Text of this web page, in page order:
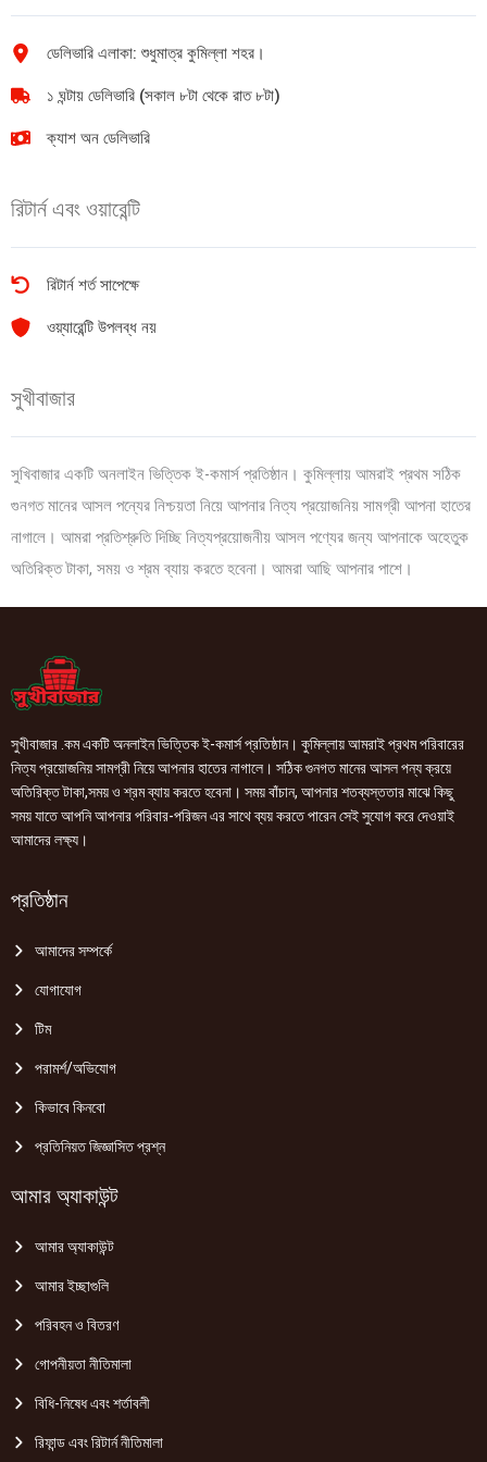
ডেলিভারি এলাকা: শুধুমাত্র কুমিল্লা শহর।
১ ঘন্টায় ডেলিভারি (সকাল ৮টা থেকে রাত ৮টা)
ক্যাশ অন ডেলিভারি
রিটার্ন এবং ওয়ারেন্টি
রিটার্ন শর্ত সাপেক্ষে
ওয়্যারেন্টি উপলব্ধ নয়
সুখীবাজার
সুখিবাজার একটি অনলাইন ভিত্তিক ই-কমার্স প্রতিষ্ঠান। কুমিল্লায় আমরাই প্রথম সঠিক
গুনগত মানের আসল পন্যের নিশ্চয়তা নিয়ে আপনার নিত্য প্রয়োজনিয় সামগ্রী আপনা হাতের
নাগালে। আমরা প্রতিশ্রুতি দিচ্ছি নিত্যপ্রয়োজনীয় আসল পণ্যের জন্য আপনাকে অহেতুক
অতিরিক্ত টাকা, সময় ও শ্রম ব্যায় করতে হবেনা। আমরা আছি আপনার পাশে।
সুখীবাজার .কম একটি অনলাইন ভিত্তিক ই-কমার্স প্রতিষ্ঠান। কুমিল্লায় আমরাই প্রথম পরিবারের
নিত্য প্রয়োজনিয় সামগ্রী নিয়ে আপনার হাতের নাগালে। সঠিক গুনগত মানের আসল পন্য ক্রয়ে
অতিরিক্ত টাকা,সময় ও শ্রম ব্যায় করতে হবেনা। সময় বাঁচান, আপনার শতব্যস্ততার মাঝে কিছু
সময় যাতে আপনি আপনার পরিবার-পরিজন এর সাথে ব্যয় করতে পারেন সেই সুযোগ করে দেওয়াই
আমাদের লক্ষ্য।
প্রতিষ্ঠান
আমাদের সম্পর্কে
যোগাযোগ
টিম
পরামর্শ/অভিযোগ
কিভাবে কিনবো
প্রতিনিয়ত জিজ্ঞাসিত প্রশ্ন
আমার অ্যাকাউন্ট
আমার অ্যাকাউন্ট
আমার ইচ্ছাগুলি
পরিবহন ও বিতরণ
গোপনীয়তা নীতিমালা
বিধি-নিষেধ এবং শর্তাবলী
রিফান্ড এবং রিটার্ন নীতিমালা